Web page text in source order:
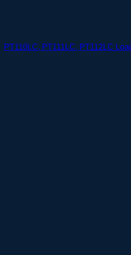
PT110LC, PT111LC, PT112LC